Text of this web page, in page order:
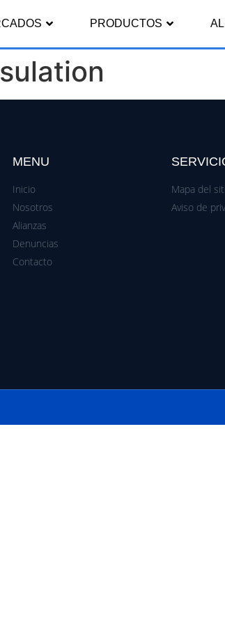
PRODUCTOS
MENU
Inicio
Nosotros
Alianzas
Denuncias
Contacto
Mapa del
Aviso de